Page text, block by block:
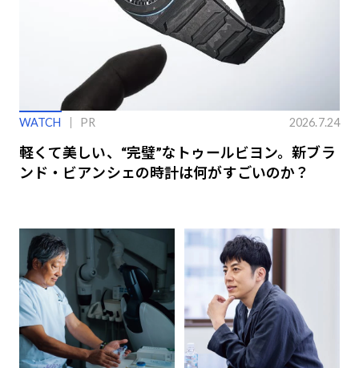
WATCH PR 2026.7.24
軽くて美しい、“完璧”なトゥールビヨン。新ブラ
ンド・ビアンシェの時計は何がすごいのか？